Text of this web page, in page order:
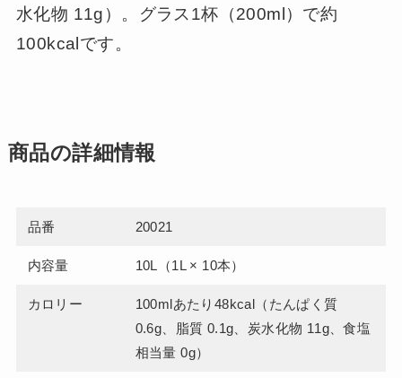
水化物 11g）。グラス1杯（200ml）で約
100kcalです。
商品の詳細情報
品番 20021
内容量 10L（1L × 10本）
カロリー
100mlあたり48kcal（たんぱく質
0.6g、脂質 0.1g、炭水化物 11g、食塩
相当量 0g）